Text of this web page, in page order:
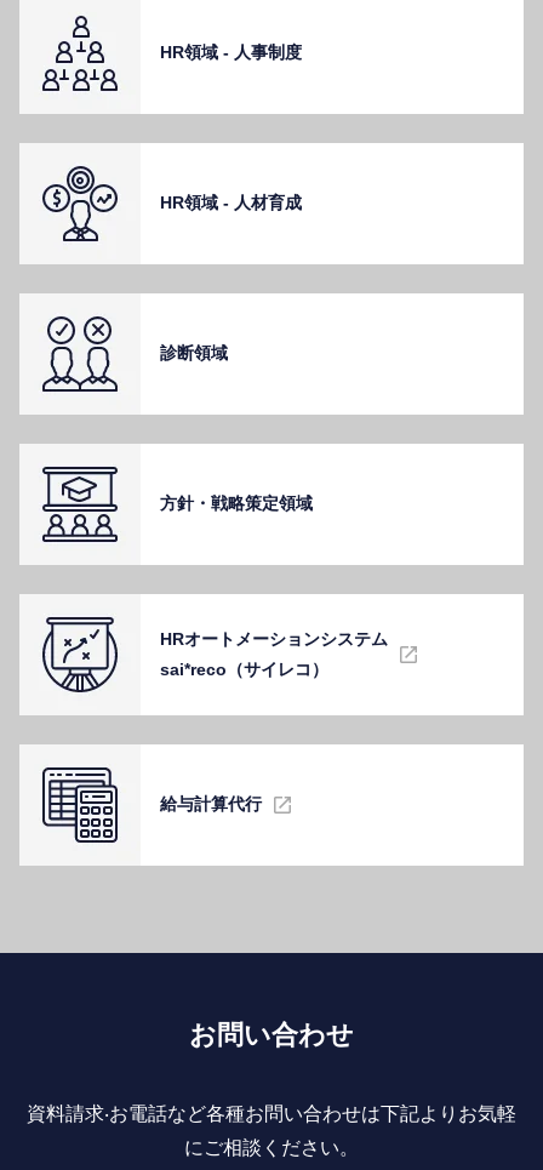
HR領域 - ⼈事制度
HR領域 - ⼈材育成
診断領域
⽅針・戦略策定領域
HRオートメーションシステム
sai*reco（サイレコ）
給与計算代⾏
お問い合わせ
資料請求‧お電話など各種お問い合わせは下記よりお気軽
にご相談ください。